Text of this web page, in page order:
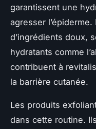
garantissent une
agresser
d’ingrédients doux,
hydratants comme
contribuent à
la barrière cutanée.
Les produits
dans cette routine.